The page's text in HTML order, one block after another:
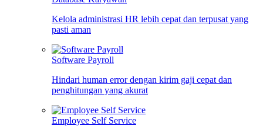
Kelola administrasi HR lebih cepat dan terpusat yang
pasti aman
Software Payroll
Hindari human error dengan kirim gaji cepat dan
penghitungan yang akurat
Employee Self Service